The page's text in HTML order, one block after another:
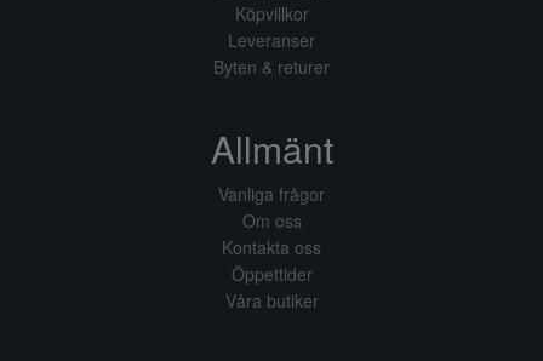
Köpvillkor
Leveranser
Byten & returer
Allmänt
Vanliga frågor
Om oss
Kontakta oss
Öppettider
Våra butiker